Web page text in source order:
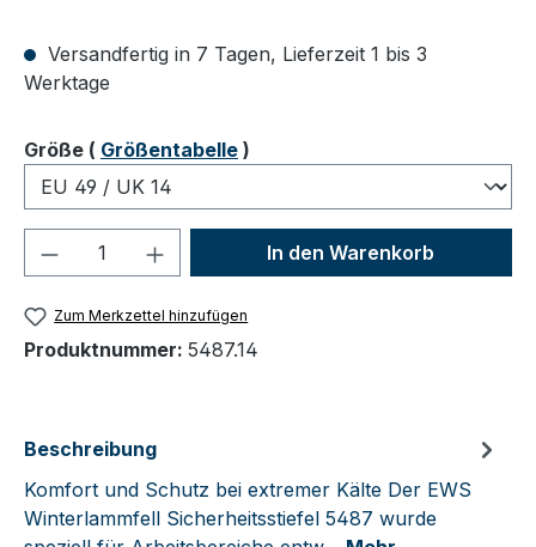
Versandfertig in 7 Tagen, Lieferzeit 1 bis 3
Werktage
Größeauswählen
( Größentabelle )
Produkt Anzahl: Gib denIn den Warenkorb
Zum Merkzettel hinzufügen
Produktnummer: 5487.14
Beschreibung
Komfort und Schutz bei extremer Kälte Der EWS
Winterlammfell Sicherheitsstiefel 5487 wurde